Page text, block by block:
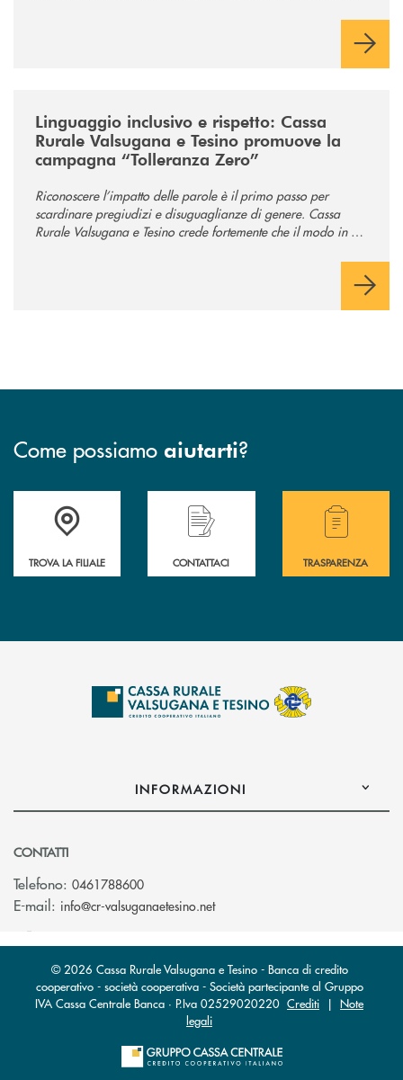
Linguaggio inclusivo e rispetto: Cassa
Rurale Valsugana e Tesino promuove la
campagna “Tolleranza Zero”
Riconoscere l’impatto delle parole è il primo passo per
scardinare pregiudizi e disuguaglianze di genere. Cassa
Rurale Valsugana e Tesino crede fortemente che il modo in cui
Come possiamo aiutarti?
Accedi all' elenco completo delle filiali .
TROVA LA FILIALE
Hai bisogno di assistenza immediata?
CONTATTACI
Hai bisogno di
TRASPARENZA
INFORMAZIONI
CONTATTI
Telefono: 0461788600
E-mail: info@cr-valsuganaetesino.net(si apre l’app di posta
© 2026 Cassa Rurale Valsugana e Tesino - Banca di credito
cooperativo - società cooperativa - Società partecipante al Gruppo
IVA Cassa Centrale Banca · P.Iva 02529020220 Crediti | Note
legali